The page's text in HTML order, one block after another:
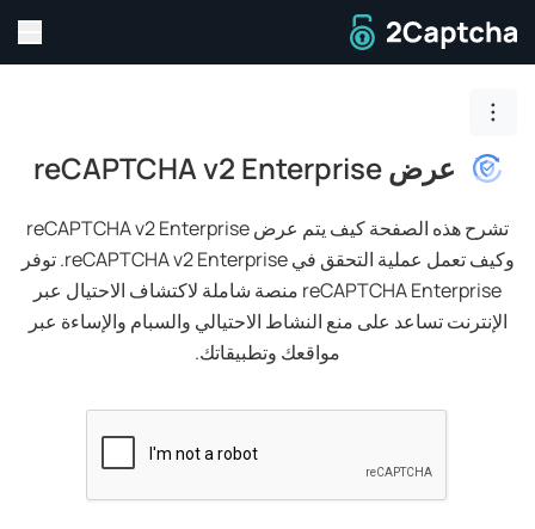
إلى الصفحة الرئيسية
عرض reCAPTCHA v2 Enterprise
تشرح هذه الصفحة كيف يتم عرض reCAPTCHA v2 Enterprise
وكيف تعمل عملية التحقق في reCAPTCHA v2 Enterprise.
توفر
reCAPTCHA Enterprise منصة شاملة لاكتشاف الاحتيال عبر
الإنترنت تساعد على منع النشاط الاحتيالي والسبام والإساءة عبر
مواقعك وتطبيقاتك.
تبديل تنقّل الصفحة